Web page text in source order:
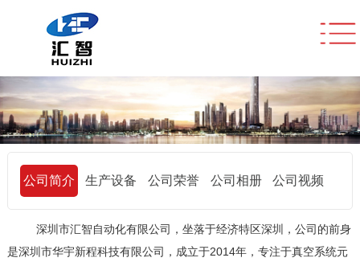
公司简介 生产设备 公司荣誉 公司相册 公司视频
深圳市汇智自动化有限公司，坐落于经济特区深圳，公司的前身
是深圳市华宇新程科技有限公司，成立于2014年，专注于真空系统元